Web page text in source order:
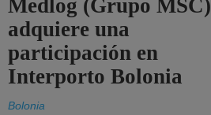
Medlog (Grupo MSC)
adquiere una
participación en
Interporto Bolonia
Bolonia